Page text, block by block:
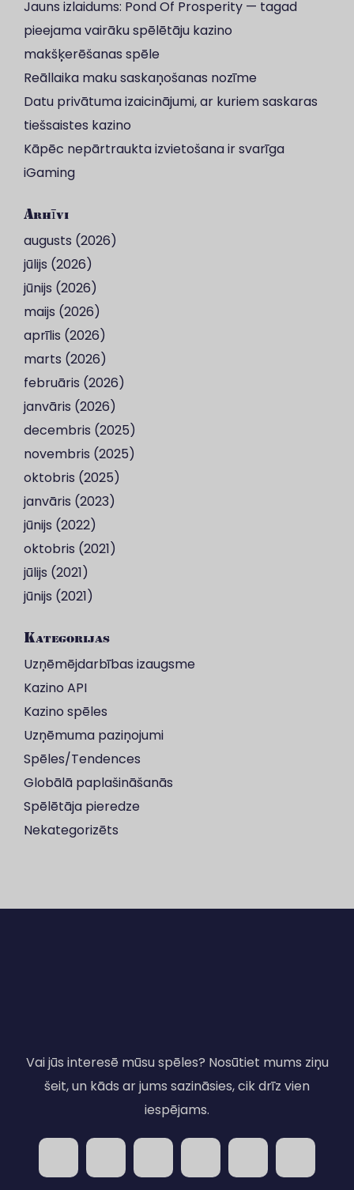
Jauns izlaidums: Pond Of Prosperity — tagad
pieejama vairāku spēlētāju kazino
makšķerēšanas spēle
Reāllaika maku saskaņošanas nozīme
Datu privātuma izaicinājumi, ar kuriem saskaras
tiešsaistes kazino
Kāpēc nepārtraukta izvietošana ir svarīga
iGaming
Arhīvi
augusts (2026)
jūlijs (2026)
jūnijs (2026)
maijs (2026)
aprīlis (2026)
marts (2026)
februāris (2026)
janvāris (2026)
decembris (2025)
novembris (2025)
oktobris (2025)
janvāris (2023)
jūnijs (2022)
oktobris (2021)
jūlijs (2021)
jūnijs (2021)
Kategorijas
Uzņēmējdarbības izaugsme
Kazino API
Kazino spēles
Uzņēmuma paziņojumi
Spēles/Tendences
Globālā paplašināšanās
Spēlētāja pieredze
Nekategorizēts
Vai jūs interesē mūsu spēles? Nosūtiet mums ziņu
šeit, un kāds ar jums sazināsies, cik drīz vien
iespējams.